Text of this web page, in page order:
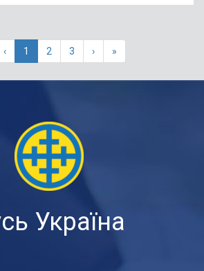
‹ 1 2 3 › »
Україна